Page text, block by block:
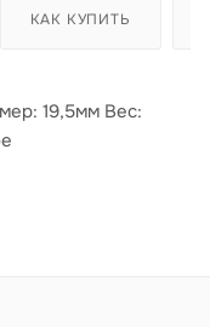
КАК КУПИТЬ
19,5мм Вес: